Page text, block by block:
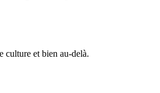
culture et bien au-delà.